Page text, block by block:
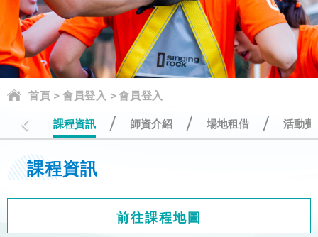
首頁 > 會員登入 >會員登入
課程資訊 / 師資介紹 / 場地租借 / 活動費
課程資訊
前往課程地圖